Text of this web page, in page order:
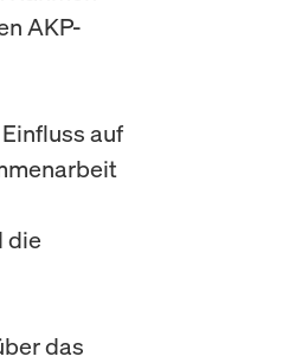
AKP-
auf
die
das